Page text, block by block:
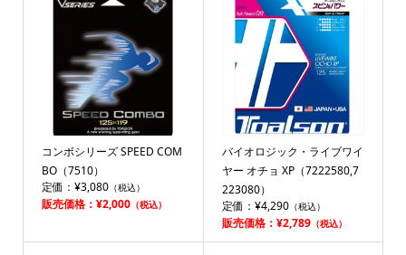
コンボシリーズ SPEED COM
BO（7510）
定価：¥3,080（税込）
販売価格：¥2,000（税込）
バイオロジック・ライブワイ
ヤー オチョ XP（7222580,7
223080）
定価：¥4,290（税込）
販売価格：¥2,789（税込）